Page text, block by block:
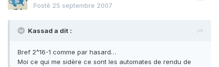
Posté 25 septembre 2007
Kassad a dit :
Bref 2^16-1 comme par hasard…
Moi ce qui me sidère ce sont les automates de rendu de